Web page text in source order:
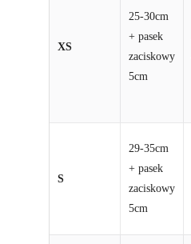
XS
25-30cm
+ pasek
zaciskowy
5cm
S
29-35cm
+ pasek
zaciskowy
5cm